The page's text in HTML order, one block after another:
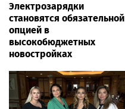
Электрозарядки
становятся обязательной
опцией в
высокобюджетных
новостройках